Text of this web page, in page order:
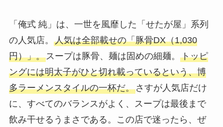
「俺式 純」は、一世を風靡した「せたが屋」系列
の人気店。 人気は全部載せの「豚骨DX（1,030
円）」。スープは豚骨、麺は固めの細麺。 トッピ
ングには明太子がひと切れ載っているという、博
多ラーメンスタイルの一杯だ。さすが人気店だけ
に、すべてのバランスがよく、スープは最後まで
飲み干せるうまさである。この店で迷ったら、ぜ